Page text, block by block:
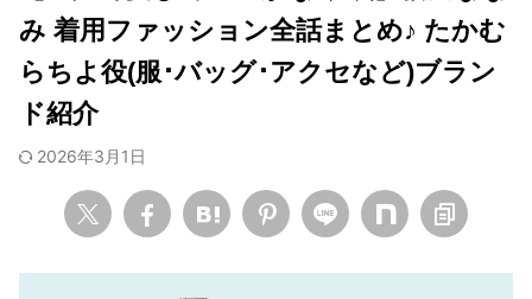
・
高畑充希
・
さとうほなみ
前田敦子
・ 水川あさみ
・田中みな実
松岡茉優
福原遥
み 着用ファッション全話まとめ♪ たかむ
らちよ役(服･バッグ･アクセなど)ブラン
ド紹介
2026年3月1日